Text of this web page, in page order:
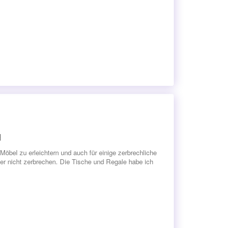
zu erleichtern und auch für einige zerbrechliche
nicht zerbrechen. Die Tische und Regale habe ich